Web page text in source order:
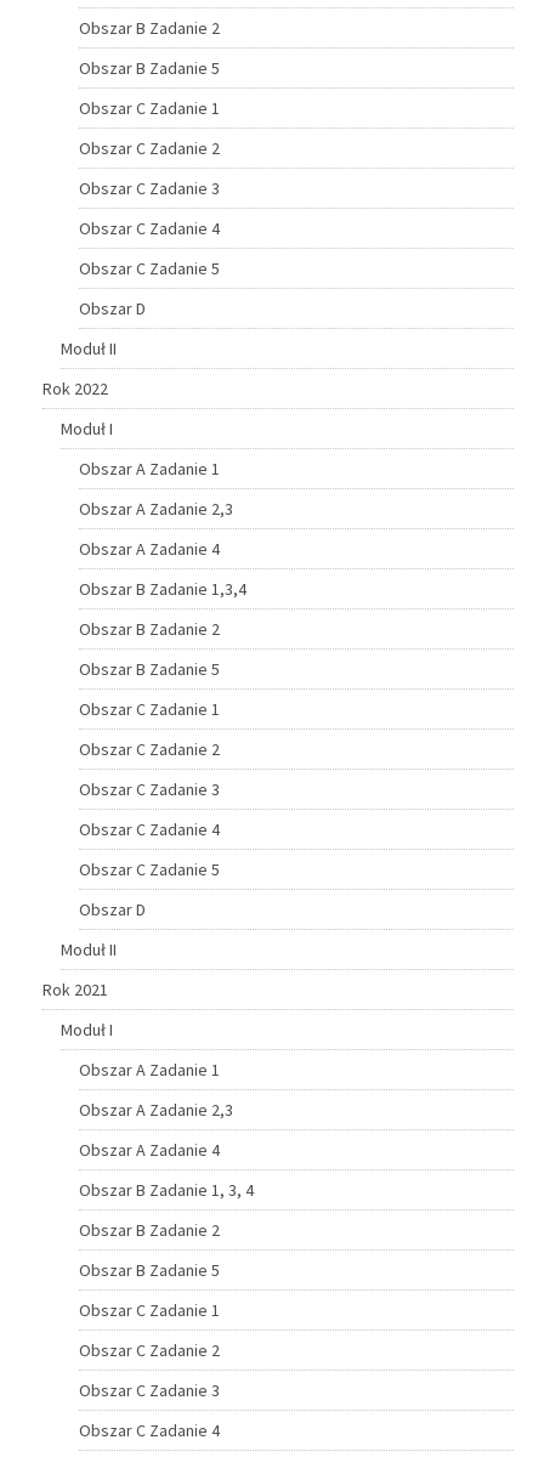
Obszar B Zadanie 2
Obszar B Zadanie 5
Obszar C Zadanie 1
Obszar C Zadanie 2
Obszar C Zadanie 3
Obszar C Zadanie 4
Obszar C Zadanie 5
Obszar D
Moduł II
Rok 2022
Moduł I
Obszar A Zadanie 1
Obszar A Zadanie 2,3
Obszar A Zadanie 4
Obszar B Zadanie 1,3,4
Obszar B Zadanie 2
Obszar B Zadanie 5
Obszar C Zadanie 1
Obszar C Zadanie 2
Obszar C Zadanie 3
Obszar C Zadanie 4
Obszar C Zadanie 5
Obszar D
Moduł II
Rok 2021
Moduł I
Obszar A Zadanie 1
Obszar A Zadanie 2,3
Obszar A Zadanie 4
Obszar B Zadanie 1, 3, 4
Obszar B Zadanie 2
Obszar B Zadanie 5
Obszar C Zadanie 1
Obszar C Zadanie 2
Obszar C Zadanie 3
Obszar C Zadanie 4